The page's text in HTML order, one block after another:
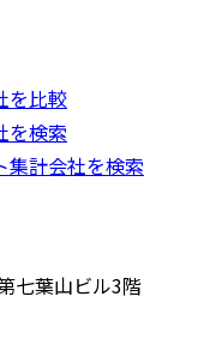
を比較
を検索
集計会社を検索
七葉山ビル3階